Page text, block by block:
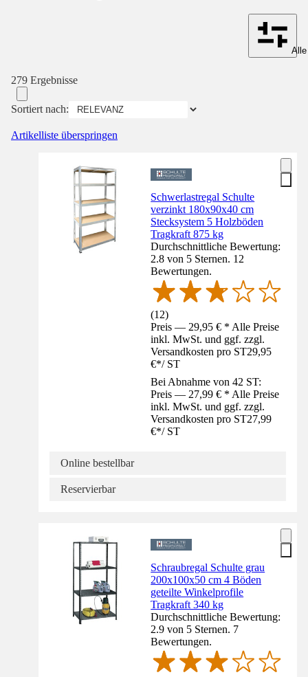
279 Ergebnisse
Sortiert nach:
Artikelliste überspringen
Schwerlastregal Schulte
verzinkt 180x90x40 cm
Stecksystem 5 Holzböden
Tragkraft 875 kg
Durchschnittliche Bewertung:
2.8 von 5 Sternen. 12
Bewertungen.
(12)
Preis — 29,95 € * Alle Preise
inkl. MwSt. und ggf. zzgl.
Versandkosten pro ST29,95
€*/ ST
Bei Abnahme von 42 ST:
Preis — 27,99 € * Alle Preise
inkl. MwSt. und ggf. zzgl.
Versandkosten pro ST27,99
€*/ ST
Online bestellbar
Reservierbar
Schraubregal Schulte grau
200x100x50 cm 4 Böden
geteilte Winkelprofile
Tragkraft 340 kg
Durchschnittliche Bewertung:
2.9 von 5 Sternen. 7
Bewertungen.